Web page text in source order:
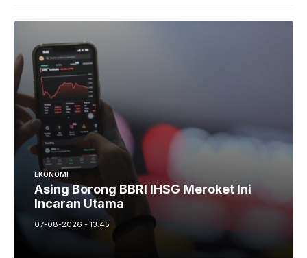
EKONOMI
Asing Borong BBRI IHSG Meroket Ini
Incaran Utama
07-08-2026 - 13.45